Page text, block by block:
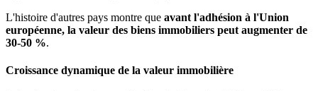
L'histoire d'autres pays montre que avant l'adhésion à l'Union
européenne, la valeur des biens immobiliers peut augmenter de
30-50 %.
Croissance dynamique de la valeur immobilière